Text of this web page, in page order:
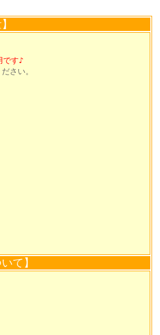
す♪
さい。
て】